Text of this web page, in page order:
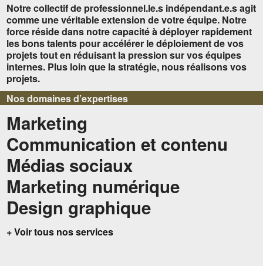
Notre collectif de professionnel.le.s indépendant.e.s agit
comme une véritableextension de votre équipe. Notre
force réside dans notre capacité à déployer rapidement
les bons talents pour accélérer le déploiement de vos
projets tout en réduisant la pression sur vos équipes
internes. Plus loin que la stratégie, nous réalisons vos
projets.
Nos domaines d’expertises
Marketing
Communication et contenu
Médias sociaux
Marketing numérique
Design graphique
+ Voir tous nos services